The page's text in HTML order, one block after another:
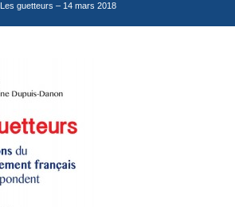
Les guetteurs – 14 mars 2018